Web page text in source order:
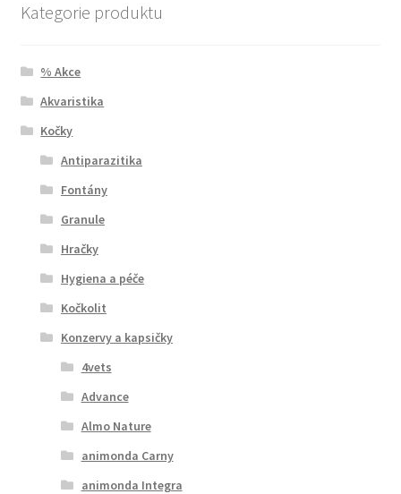
Kategorie produktu
% Akce
Akvaristika
Kočky
Antiparazitika
Fontány
Granule
Hračky
Hygiena a péče
Kočkolit
Konzervy a kapsičky
4vets
Advance
Almo Nature
animonda Carny
animonda Integra